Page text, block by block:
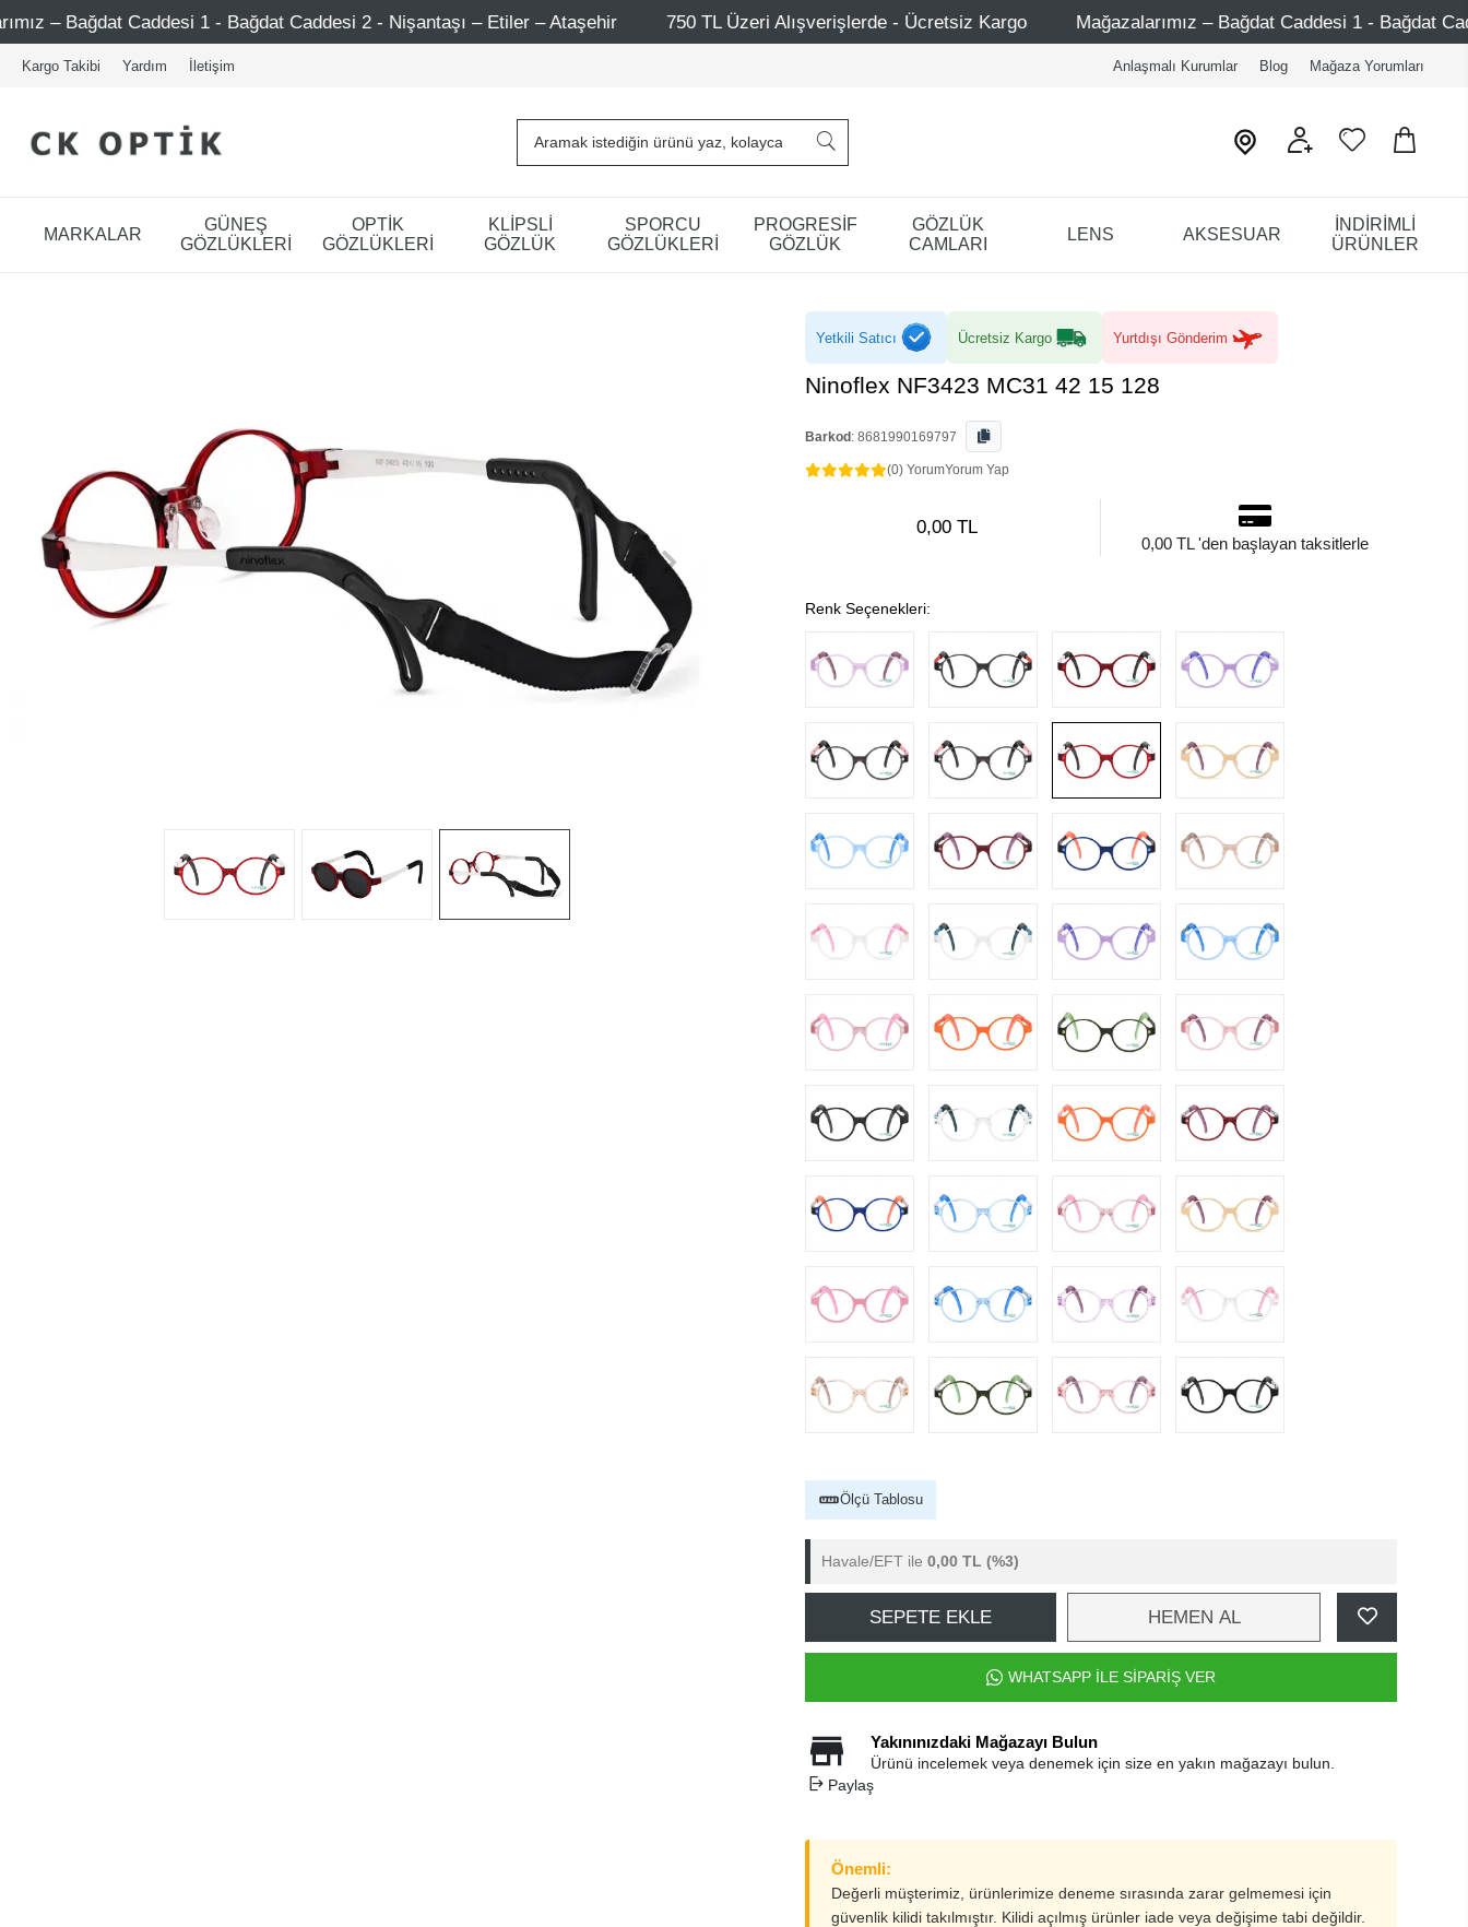
Caddesi 2 - Nişantaşı – Etiler – Ataşehir 750 TL Üzeri Alışverişlerde - Ücretsiz Kargo Mağazalarımız – Bağdat Caddesi 1 - Bağdat Caddesi 2 - Nişantaşı – Etiler –
Kargo Takibi Yardım İletişim Anlaşmalı Kurumlar Blog Mağaza Yorumları
MARKALAR
GÜNEŞ
GÖZLÜKLERİ
OPTİK
GÖZLÜKLERİ
KLİPSLİ
GÖZLÜK
SPORCU
GÖZLÜKLERİ
PROGRESİF
GÖZLÜK
GÖZLÜK
CAMLARI
LENS AKSESUAR
İNDİRİMLİ
ÜRÜNLER
Yetkili Satıcı Ücretsiz Kargo Yurtdışı Gönderim
Ninoflex NF3423 MC31 42 15 128
Barkod : 8681990169797
(0) YorumYorum Yap
0,00 TL
0,00 TL 'den başlayan taksitlerle
Renk Seçenekleri:
Ölçü Tablosu
Havale/EFT ile 0,00 TL (%3)
SEPETE EKLE HEMEN AL
WHATSAPP İLE SİPARİŞ VER
Yakınınızdaki Mağazayı Bulun
Ürünü incelemek veya denemek için size en yakın mağazayı bulun.
Paylaş
Önemli:
Değerli müşterimiz, ürünlerimize deneme sırasında zarar gelmemesi için
güvenlik kilidi takılmıştır. Kilidi açılmış ürünler iade veya değişime tabi değildir.